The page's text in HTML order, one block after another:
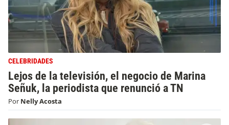
CELEBRIDADES
Lejos de la televisión, el negocio de Marina
Señuk, la periodista que renunció a TN
Por Nelly Acosta